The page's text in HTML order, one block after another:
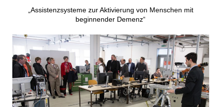
„Assistenzsysteme zur Aktivierung von Menschen mit
beginnender Demenz“